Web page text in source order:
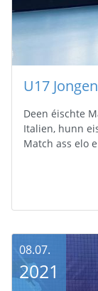
U17
Deen éischte
Italien, hunn
Match ass elo
08.07.
2021